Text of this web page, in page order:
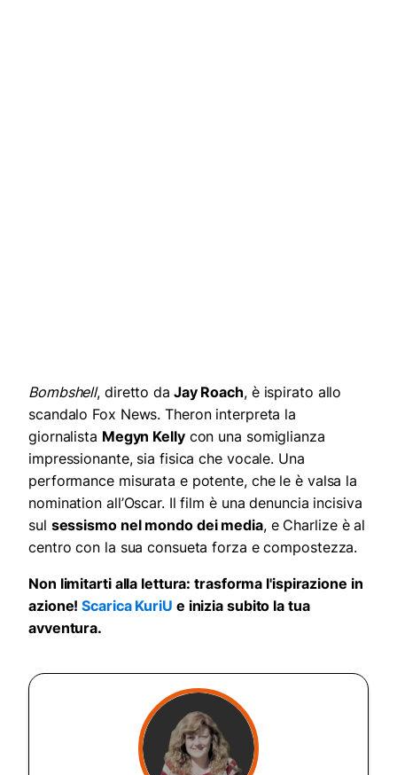
Bombshell, diretto da Jay Roach, è ispirato allo
scandalo Fox News. Theron interpreta la
giornalista Megyn Kellycon una somiglianza
impressionante, sia fisica che vocale. Una
performance misurata e potente, che le è valsa la
nomination all’Oscar. Il film è una denuncia incisiva
sul sessismo nel mondo dei media, e Charlize è al
centro con la sua consueta forza e compostezza.
Non limitarti alla lettura: trasforma l'ispirazione in
azione!Scarica KuriU e inizia subito la tua
avventura.